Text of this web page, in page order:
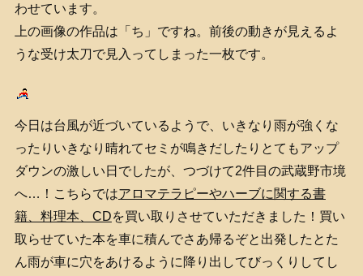
わせています。
上の画像の作品は「ち」ですね。前後の動きが見えるよ
うな受け太刀で見入ってしまった一枚です。
今日は台風が近づいているようで、いきなり雨が強くな
ったりいきなり晴れてセミが鳴きだしたりとてもアップ
ダウンの激しい日でしたが、つづけて2件目の武蔵野市境
へ…！こちらではアロマテラピーやハーブに関する書
籍、料理本、CDを買い取りさせていただきました！買い
取らせていた本を車に積んでさあ帰るぞと出発したとた
ん雨が車に穴をあけるように降り出してびっくりしてし